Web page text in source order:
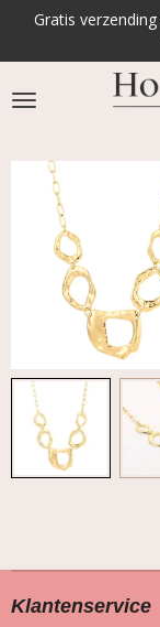
naar
de
hoofdinhoud
Gratis
Klantenservice